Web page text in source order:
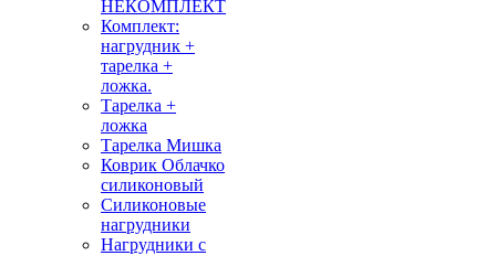
НЕКОМПЛЕКТ
Комплект:
нагрудник +
тарелка +
ложка.
Тарелка +
ложка
Тарелка Мишка
Коврик Облачко
силиконовый
Силиконовые
нагрудники
Нагрудники с